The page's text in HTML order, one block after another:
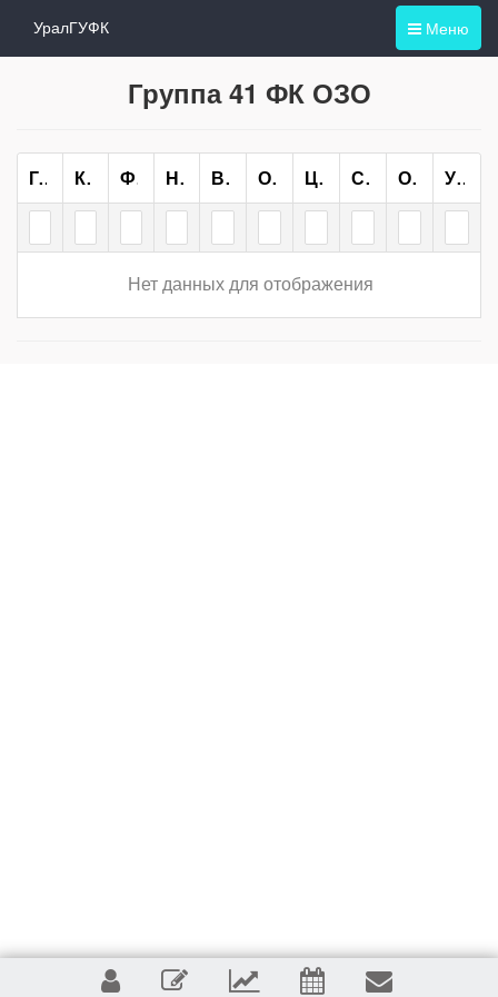
Меню
УралГУФК
Группа 41 ФК ОЗО
Группа Курс Форма Обучения Направление/специальность Всего ОО ЦН СН ОП Учебный План
Нет данных для отображения